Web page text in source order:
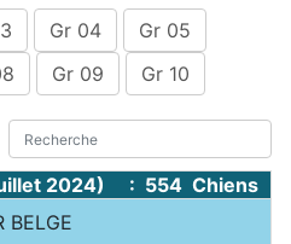
Gr 04
Gr 05
Gr 09 Gr 10
juillet 2024) : 554 Chiens
BELGE